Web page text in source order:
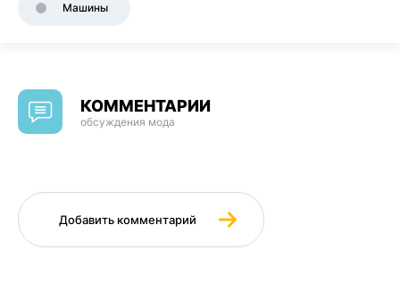
Машины
КОММЕНТАРИИ
обсуждения мода
Добавить комментарий